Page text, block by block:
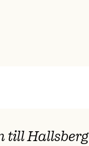
till Hallsberg